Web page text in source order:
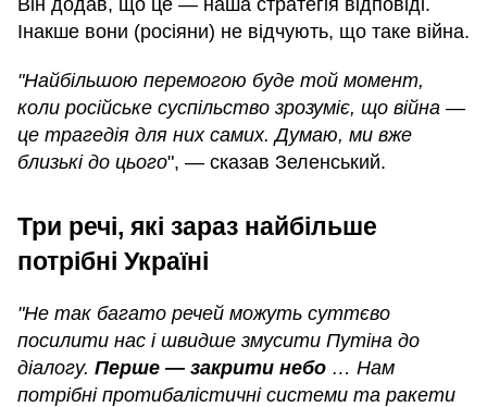
Інакше вони (росіяни) не відчують, що таке війна.
"Найбільшою перемогою буде той момент,
коли російське суспільство зрозуміє, що війна —
це трагедія для них самих. Думаю, ми вже
близькі до цього", — сказав Зеленський.
Три речі, які зараз найбільше
потрібні Україні
"Не так багато речей можуть суттєво
посилити нас і швидше змусити Путіна до
діалогу. Перше — закрити небо … Нам
потрібні протибалістичні системи та ракети